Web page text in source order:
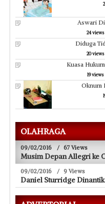
Aswari
24 views
Diduga
20 views
Kuasa
19 views
Oknum
OLAHRAGA
09/02/2016 / 67 Views
Musim Depan Allegri ke
09/02/2016 / 9 Views
Daniel Sturridge